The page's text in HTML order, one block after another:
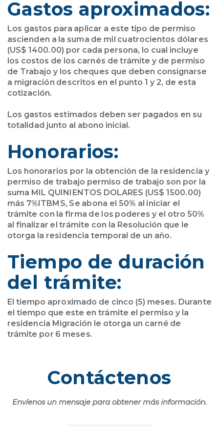
Gastos aproximados:
Los gastos para aplicar a este tipo de permiso
ascienden a la suma de mil cuatrocientos dólares
(US$ 1400.00) por cada persona, lo cual incluye
los costos de los carnés de trámite y de permiso
de Trabajo y los cheques que deben consignarse
a migración descritos en el punto 1 y 2, de esta
cotización.
Los gastos estimados deben ser pagados en su
totalidad junto al abono inicial.
Honorarios:
Los honorarios por la obtención de la residencia y
permiso de trabajo permiso de trabajo son por la
suma MIL QUINIENTOS DOLARES (US$ 1500.00)
más 7%ITBMS, Se abona el 50% al iniciar el
trámite con la firma de los poderes y el otro 50%
al finalizar el trámite con la Resolución que le
otorga la residencia temporal de un año.
Tiempo de duración
del trámite:
El tiempo aproximado de cinco (5) meses. Durante
el tiempo que este en trámite el permiso y la
residencia Migración le otorga un carné de
trámite por 6 meses.
Contáctenos
Envíenos un mensaje para obtener más información.